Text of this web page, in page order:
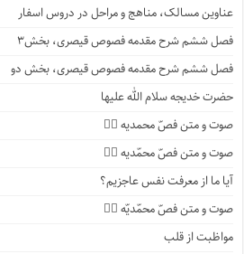
عناوین مسالک، مناهج و مراحل در دروس اسفار
فصل ششم شرح مقدمه فصوص قیصری، بخش۳
فصل ششم شرح مقدمه فصوص قیصری، بخش دو
حضرت خدیجه سلام الله علیها
صوت و متن فصّ محمدیه ۴️⃣
صوت و متن فصّ محمّدیه ۳️⃣
آیا ما از معرفت نفس عاجزیم؟
صوت و متن فصّ محمّدیّه ۲️⃣
مواظبت از قلب